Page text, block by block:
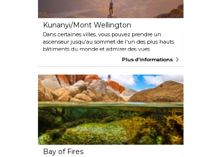
Kunanyi/Mont Wellington
Dans certaines villes, vous pouvez prendre un
ascenseur jusqu'au sommet de l'un des plus hauts
bâtiments du monde et admirer des vues
extraordinaires. Hobart n'a pas besoin de construire
haut bâtiment du monde.
Plus d'informations
Bay of Fires